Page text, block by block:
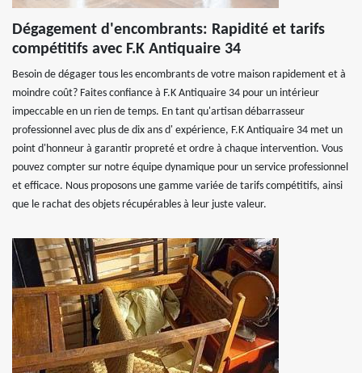
Dégagement d'encombrants: Rapidité et tarifs
compétitifs avec F.K Antiquaire 34
Besoin de dégager tous les encombrants de votre maison rapidement et à
moindre coût? Faites confiance à F.K Antiquaire 34 pour un intérieur
impeccable en un rien de temps. En tant qu'artisan débarrasseur
professionnel avec plus de dix ans d' expérience, F.K Antiquaire 34 met un
point d'honneur à garantir propreté et ordre à chaque intervention. Vous
pouvez compter sur notre équipe dynamique pour un service professionnel
et efficace. Nous proposons une gamme variée de tarifs compétitifs, ainsi
que le rachat des objets récupérables à leur juste valeur.